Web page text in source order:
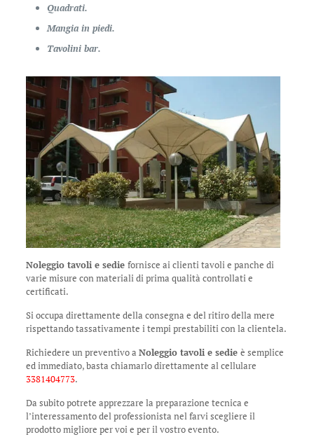
Quadrati.
Mangia in piedi.
Tavolini bar.
Noleggio tavoli e sedie fornisce ai clienti tavoli e panche di
varie misure con materiali di prima qualità controllati e
certificati.
Si occupa direttamente della consegna e del ritiro della mere
rispettando tassativamente i tempi prestabiliti con la clientela.
Richiedere un preventivo a Noleggio tavoli e sedie è semplice
ed immediato, basta chiamarlo direttamente al cellulare
3381404773.
Da subito potrete apprezzare la preparazione tecnica e
l’interessamento del professionista nel farvi scegliere il
prodotto migliore per voi e per il vostro evento.